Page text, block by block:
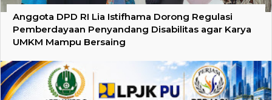
Anggota DPD RI Lia Istifhama Dorong Regulasi
Pemberdayaan Penyandang Disabilitas agar Karya
UMKM Mampu Bersaing